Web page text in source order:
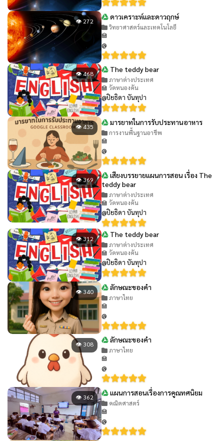
👁 272 ดาวเคราะห์และดาวฤกษ์
วิทยาศาสตร์และเทคโนโลยี
🏫
@
👁 468 The teddy bear
ภาษาต่างประเทศ
🏫 วัดหนองคัน
@ปิยธิดา บันทุปา
👁 435 มารยาทในการรับประทานอาหาร
การงานพื้นฐานอาชีพ
🏫
@
👁 369
เสียงบรรยายแผนการสอน เรื่อง The
teddy bear
ภาษาต่างประเทศ
🏫 วัดหนองคัน
@ปิยธิดา บันทุปา
👁 312 The teddy bear
ภาษาต่างประเทศ
🏫 วัดหนองคัน
@ปิยธิดา บันทุปา
👁 340 ลักษณะของคำ
ภาษาไทย
🏫
@
👁 308 ลักษณะของคำ
ภาษาไทย
🏫
@
👁 362 แผนการสอนเรื่องการคูณทศนิยม
คณิตศาสตร์
🏫
@